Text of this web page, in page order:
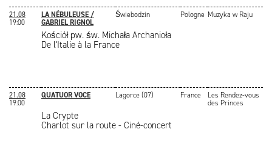
21.08
19:00
LA NÉBULEUSE /
GABRIEL RIGNOL
Świebodzin Pologne Muzyka w Raju
Kościół pw. św. Michała Archanioła
De l'Italie à la France
21.08
19:00
QUATUOR VOCE Lagorce (07) France
Les Rendez-vous
des Princes
La Crypte
Charlot sur la route - Ciné-concert